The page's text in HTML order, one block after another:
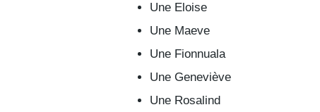
Une Eloise
Une Maeve
Une Fionnuala
Une Geneviève
Une Rosalind